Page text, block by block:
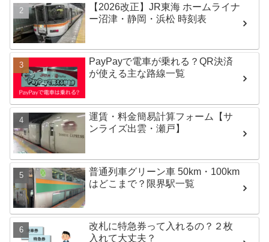
【2026改正】JR東海 ホームライナ
ー沼津・静岡・浜松 時刻表
PayPayで電車が乗れる？QR決済
が使える主な路線一覧
運賃・料金簡易計算フォーム【サ
ンライズ出雲・瀬戸】
普通列車グリーン車 50km・100km
はどこまで？限界駅一覧
改札に特急券って入れるの？２枚
入れて大丈夫？